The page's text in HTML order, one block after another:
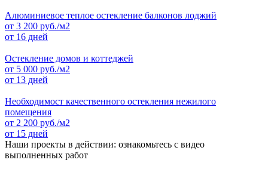
Алюминиевое теплое остекление балконов лоджий
от 3 200 руб./м2
от 16 дней
Остекление домов и коттеджей
от 5 000 руб./м2
от 13 дней
Необходимост качественного остекления нежилого
помещения
от 2 200 руб./м2
от 15 дней
Наши проекты в действии: ознакомьтесь с видео
выполненных работ